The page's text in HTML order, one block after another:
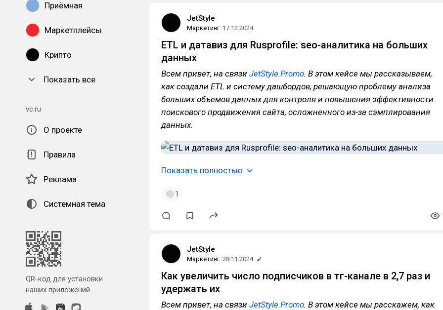
Приёмная
Маркетплейсы
Крипто
Показать все
vc.ru
О проекте
Правила
Реклама
Системная тема
QR-код для установки
наших приложений.
JetStyle
Маркетинг 17.12.2024
ETL и датавиз для Rusprofile: seo-аналитика на больших
данных
Всем привет, на связи JetStyle.Promo. В этом кейсе мы рассказываем,
как создали ETL и систему дашбордов, решающую проблему анализа
больших объемов данных для контроля и повышения эффективности
поискового продвижения сайта, осложненного из-за сэмплирования
данных.
Показать полностью
1
JetStyle
Маркетинг 28.11.2024
Как увеличить число подписчиков в тг-канале в 2,7 раз и
удержать их
Всем привет, на связи JetStyle.Promo. В этом кейсе мы расскажем, как